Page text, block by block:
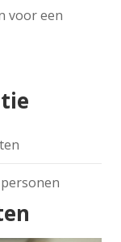
voor een